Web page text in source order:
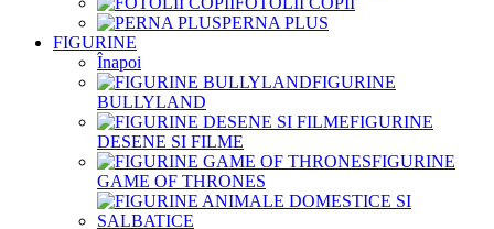
PERNA PLUS
FIGURINE
Înapoi
FIGURINE
BULLYLAND
FIGURINE
DESENE SI FILME
FIGURINE
GAME OF THRONES